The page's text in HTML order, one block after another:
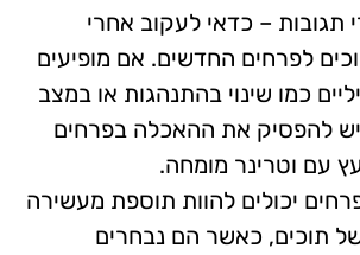
תגובות – כדאי לעקוב אחרי
לפרחים החדשים. אם מופיעים
כמו שינוי בהתנהגות או במצב
יש להפסיק את ההאכלה בפרחים
עם וטרינר מומחה.
יכולים להוות תוספת מעשירה
תוכים, כאשר הם נבחרים